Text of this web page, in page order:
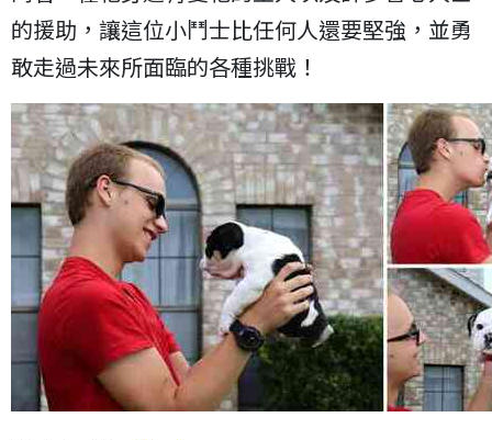
的援助，讓這位小鬥士比任何人還要堅強，並勇
敢走過未來所面臨的各種挑戰！